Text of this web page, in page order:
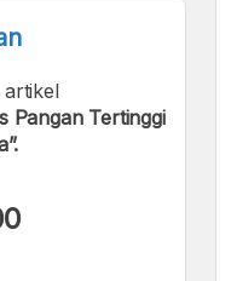
artikel
Pangan Tertinggi
berikut: